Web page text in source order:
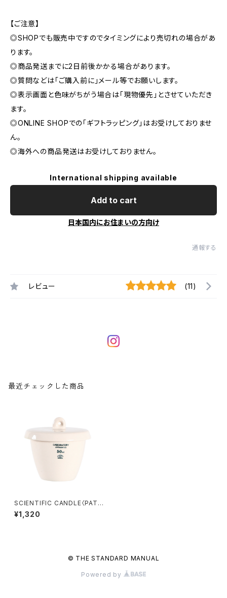
【ご注意】
◎SHOPでも販売中ですのでタイミングにより売切れの場合があ
ります。
◎商品発送までに2日前後かかる場合があります。
◎質問などは「ご購入前に」メール等でお願いします。
◎表示画面と色味がちがう場合は「現物優先」とさせていただき
ます。
◎ONLINE SHOPでの「ギフトラッピング」はお受けしておりませ
ん。
◎海外への商品発送はお受けしておりません。
International shipping available
Add to cart
日本国内にお住まいの方向け
通報する
レビュー (11)
最近チェックした商品
SCIENTIFIC CANDLE〈PATP
ATCHOULI＆CEDAR〉
¥1,320
© THE STANDARD MANUAL
Powered by